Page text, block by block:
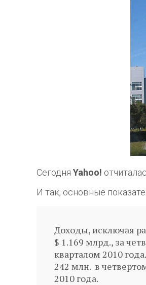
Сегодня Yahoo!
И так, основные
Доходы, исключая
$ 1.169 млрд., за
кварталом 2010
242 млн. в
2010 года.